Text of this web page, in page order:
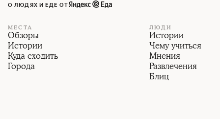
О ЛЮДЯХ И ЕДЕ ОТ
МЕСТА
Обзоры
Истории
Куда сходить
Города
ЛЮДИ
Истории
Чему учиться
Мнения
Развлечения
Блиц